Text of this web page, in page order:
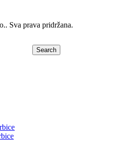
Sva prava pridržana.
Search